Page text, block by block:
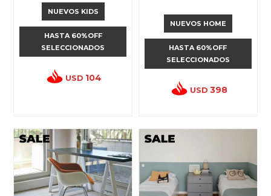
NUEVOS KIDS
HASTA 60%OFF
SELECCIONADOS
USD 104
NUEVOS HOME
HASTA 60%OFF
SELECCIONADOS
USD 398